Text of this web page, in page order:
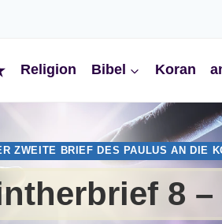
Religion Bibel Koran
ZWEITE BRIEF DES PAULUS AN DIE
8 –